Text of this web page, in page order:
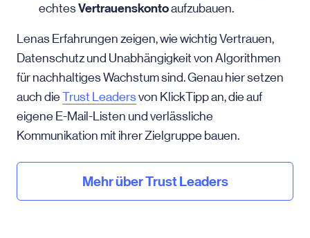
echtesVertrauenskontoaufzubauen.
Lenas Erfahrungen zeigen, wie wichtig Vertrauen,
Datenschutz und Unabhängigkeit von Algorithmen
für nachhaltiges Wachstum sind. Genau hier setzen
auch dieTrust Leadersvon KlickTipp an, die auf
eigene E-Mail-Listen und verlässliche
Kommunikation mit ihrer Zielgruppe bauen.
Mehr über Trust Leaders